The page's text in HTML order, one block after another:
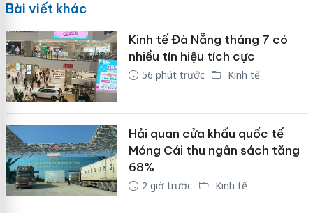
Bài viết khác
Kinh tế Đà Nẵng tháng 7 có
nhiều tín hiệu tích cực
56 phút trước Kinh tế
Hải quan cửa khẩu quốc tế
Móng Cái thu ngân sách tăng
68%
2 giờ trước Kinh tế